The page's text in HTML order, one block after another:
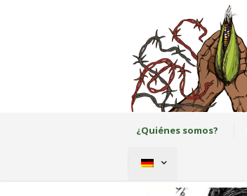
¿Quiénes somos?